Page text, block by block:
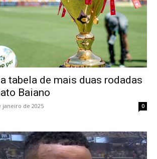
tabela de mais duas rodadas
Baiano
janeiro de 2025 0